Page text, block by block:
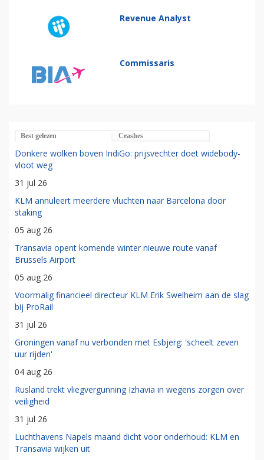
Revenue Analyst
Commissaris
Best gelezen Crashes
Donkere wolken boven IndiGo: prijsvechter doet widebody-
vloot weg
31 jul 26
KLM annuleert meerdere vluchten naar Barcelona door
staking
05 aug 26
Transavia opent komende winter nieuwe route vanaf
Brussels Airport
05 aug 26
Voormalig financieel directeur KLM Erik Swelheim aan de slag
bij ProRail
31 jul 26
Groningen vanaf nu verbonden met Esbjerg: 'scheelt zeven
uur rijden'
04 aug 26
Rusland trekt vliegvergunning Izhavia in wegens zorgen over
veiligheid
31 jul 26
Luchthavens Napels maand dicht voor onderhoud: KLM en
Transavia wijken uit